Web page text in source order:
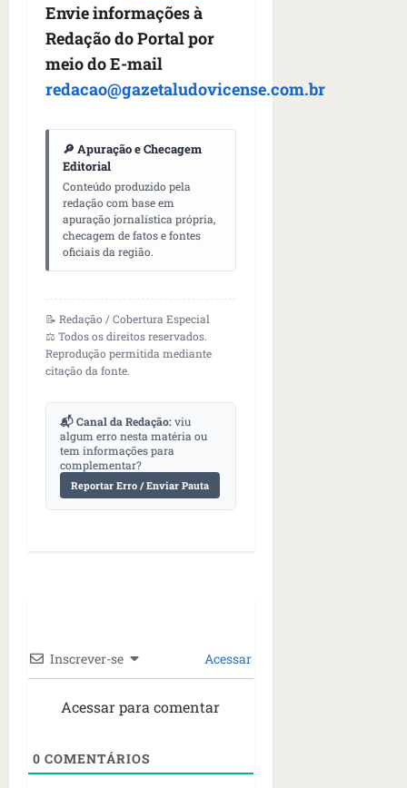
Envie informações à
Redação do Portal por
meio do E-mail
redacao@gazetaludovicense.com.br
🔎 Apuração e Checagem
Editorial
Conteúdo produzido pela
redação com base em
apuração jornalística própria,
checagem de fatos e fontes
oficiais da região.
📝 Redação / Cobertura Especial
⚖️ Todos os direitos reservados.
Reprodução permitida mediante
citação da fonte.
📬 Canal da Redação:viu
algum erro nesta matéria ou
tem informações para
complementar?
Reportar Erro / Enviar Pauta
Inscrever-se Acessar
Acessar para comentar
0 COMENTÁRIOS